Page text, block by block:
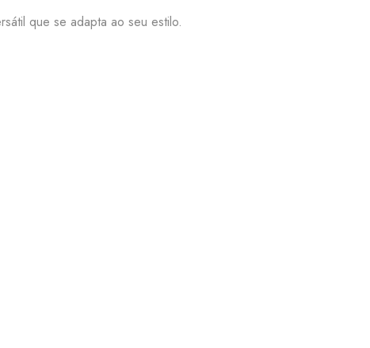
que se adapta ao seu estilo.